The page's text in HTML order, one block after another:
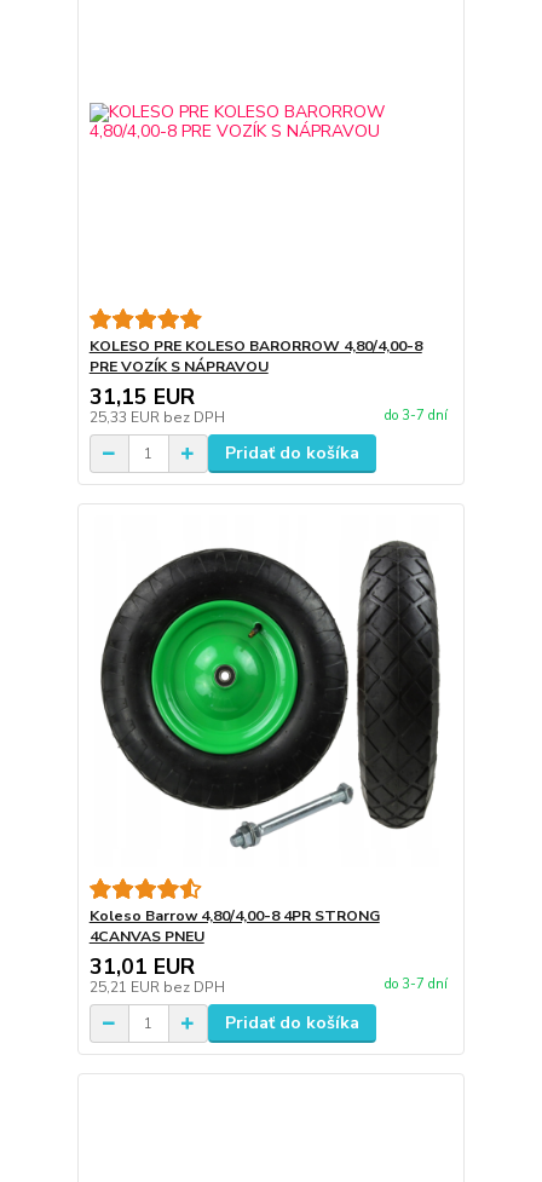
KOLESO PRE KOLESO BARORROW 4,80/4,00-8
PRE VOZÍK S NÁPRAVOU
31,15 EUR
25,33 EUR bez DPH do 3-7 dní
Pridať do košíka
Koleso Barrow 4,80/4,00-8 4PR STRONG
4CANVAS PNEU
31,01 EUR
25,21 EUR bez DPH do 3-7 dní
Pridať do košíka